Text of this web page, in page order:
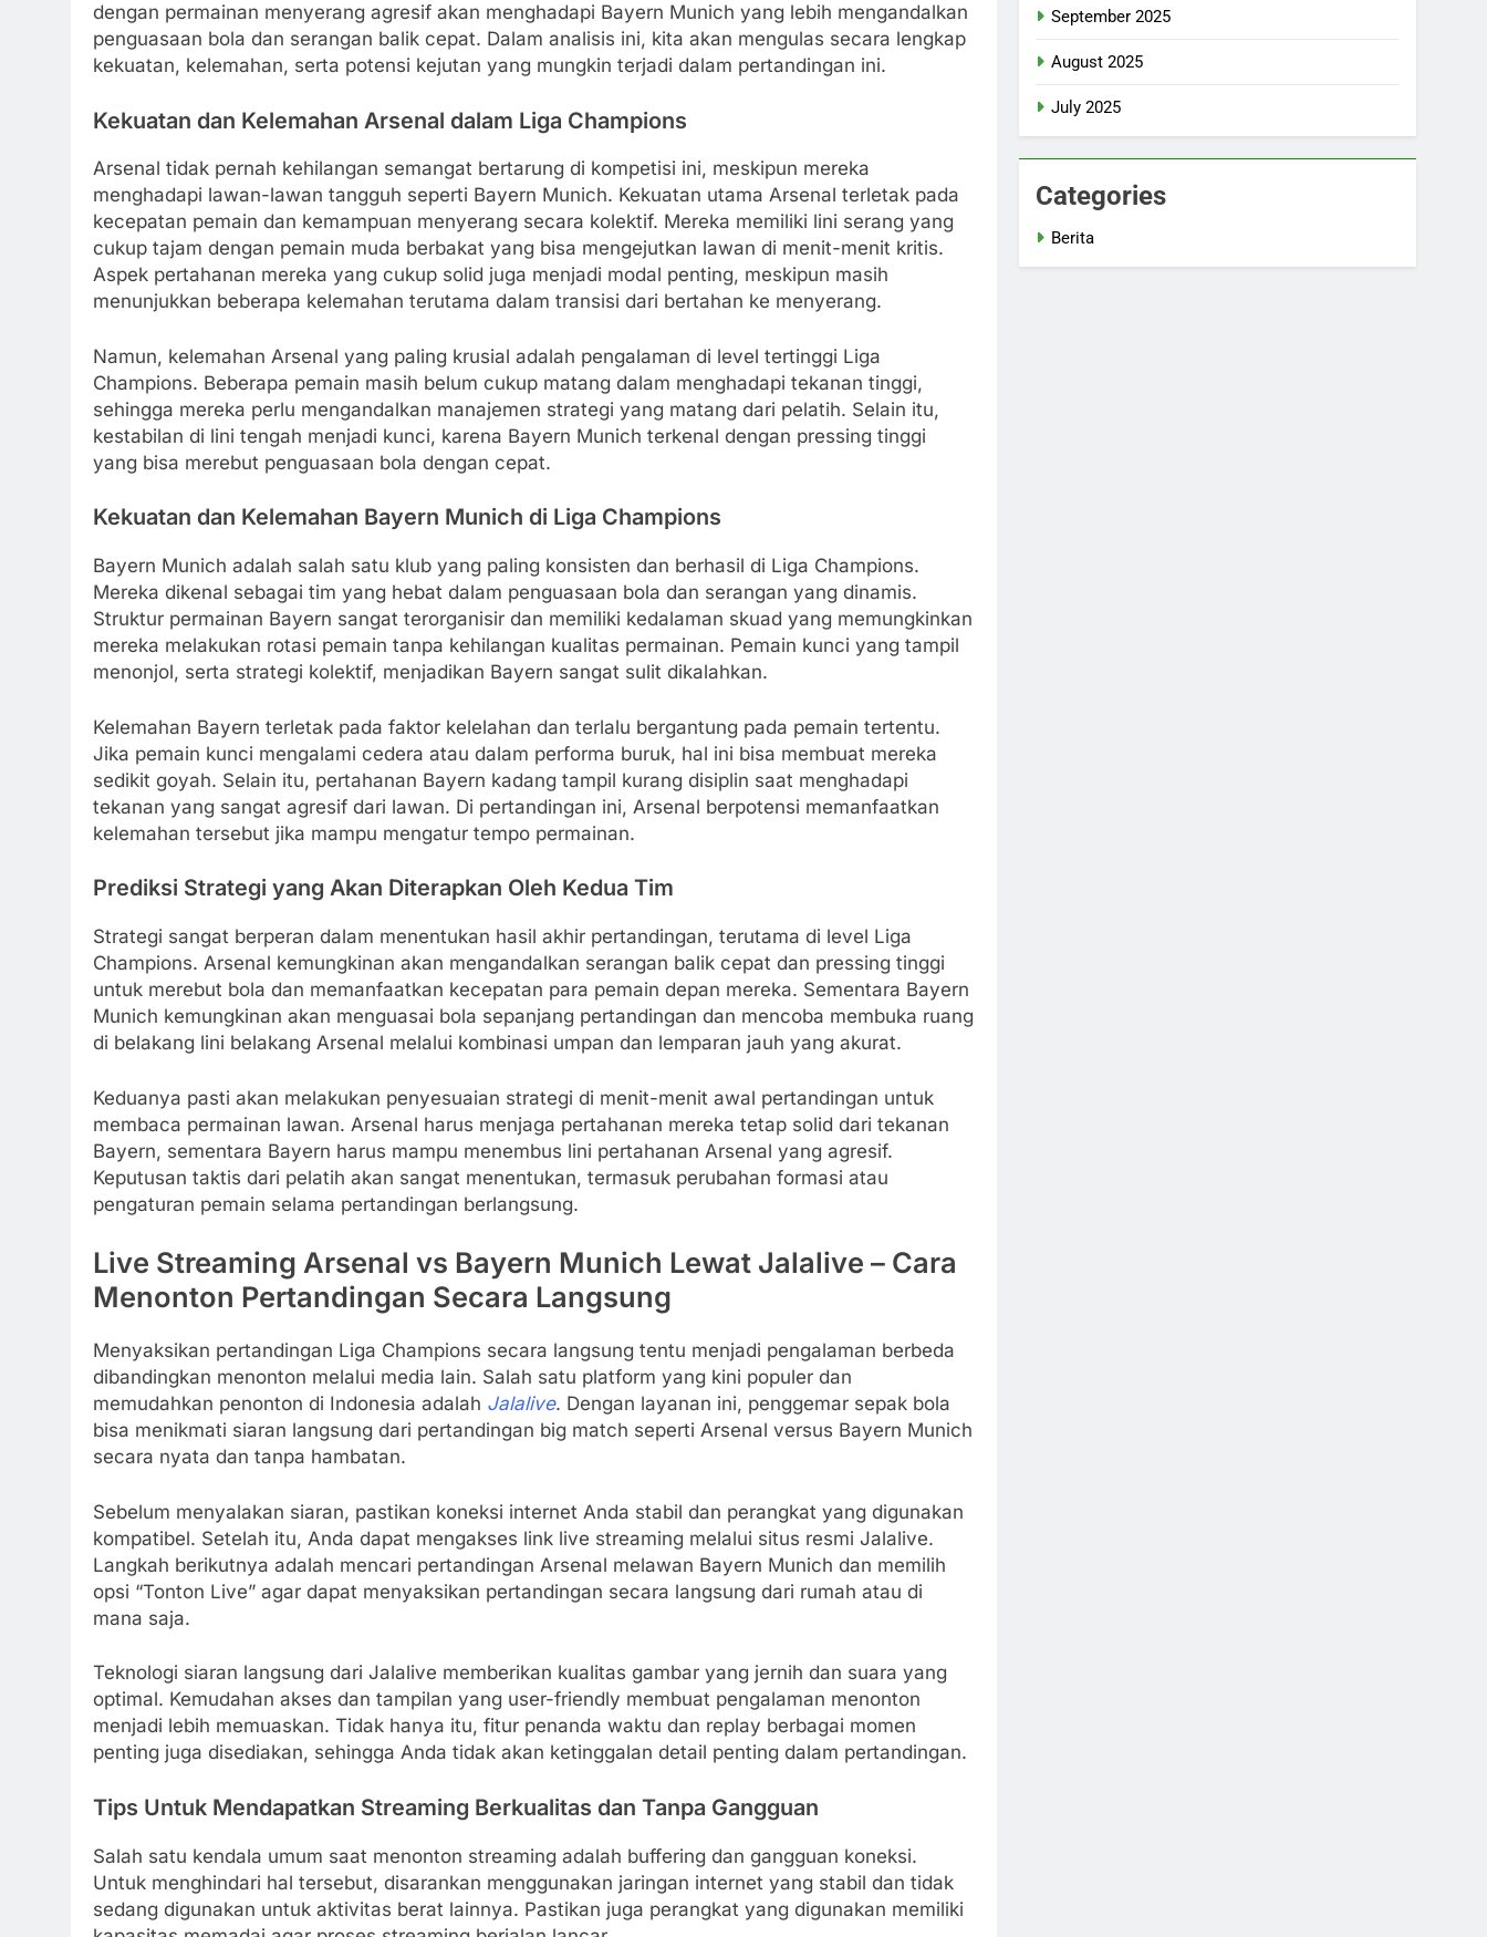
dengan permainan menyerang agresif akan menghadapi Bayern Munich yang lebih mengandalkan
penguasaan bola dan serangan balik cepat. Dalam analisis ini, kita akan mengulas secara lengkap
kekuatan, kelemahan, serta potensi kejutan yang mungkin terjadi dalam pertandingan ini.
Kekuatan dan Kelemahan Arsenal dalam Liga Champions
Arsenal tidak pernah kehilangan semangat bertarung di kompetisi ini, meskipun mereka
menghadapi lawan-lawan tangguh seperti Bayern Munich. Kekuatan utama Arsenal terletak pada
kecepatan pemain dan kemampuan menyerang secara kolektif. Mereka memiliki lini serang yang
cukup tajam dengan pemain muda berbakat yang bisa mengejutkan lawan di menit-menit kritis.
Aspek pertahanan mereka yang cukup solid juga menjadi modal penting, meskipun masih
menunjukkan beberapa kelemahan terutama dalam transisi dari bertahan ke menyerang.
Namun, kelemahan Arsenal yang paling krusial adalah pengalaman di level tertinggi Liga
Champions. Beberapa pemain masih belum cukup matang dalam menghadapi tekanan tinggi,
sehingga mereka perlu mengandalkan manajemen strategi yang matang dari pelatih. Selain itu,
kestabilan di lini tengah menjadi kunci, karena Bayern Munich terkenal dengan pressing tinggi
yang bisa merebut penguasaan bola dengan cepat.
Kekuatan dan Kelemahan Bayern Munich di Liga Champions
Bayern Munich adalah salah satu klub yang paling konsisten dan berhasil di Liga Champions.
Mereka dikenal sebagai tim yang hebat dalam penguasaan bola dan serangan yang dinamis.
Struktur permainan Bayern sangat terorganisir dan memiliki kedalaman skuad yang memungkinkan
mereka melakukan rotasi pemain tanpa kehilangan kualitas permainan. Pemain kunci yang tampil
menonjol, serta strategi kolektif, menjadikan Bayern sangat sulit dikalahkan.
Kelemahan Bayern terletak pada faktor kelelahan dan terlalu bergantung pada pemain tertentu.
Jika pemain kunci mengalami cedera atau dalam performa buruk, hal ini bisa membuat mereka
sedikit goyah. Selain itu, pertahanan Bayern kadang tampil kurang disiplin saat menghadapi
tekanan yang sangat agresif dari lawan. Di pertandingan ini, Arsenal berpotensi memanfaatkan
kelemahan tersebut jika mampu mengatur tempo permainan.
Prediksi Strategi yang Akan Diterapkan Oleh Kedua Tim
Strategi sangat berperan dalam menentukan hasil akhir pertandingan, terutama di level Liga
Champions. Arsenal kemungkinan akan mengandalkan serangan balik cepat dan pressing tinggi
untuk merebut bola dan memanfaatkan kecepatan para pemain depan mereka. Sementara Bayern
Munich kemungkinan akan menguasai bola sepanjang pertandingan dan mencoba membuka ruang
di belakang lini belakang Arsenal melalui kombinasi umpan dan lemparan jauh yang akurat.
Keduanya pasti akan melakukan penyesuaian strategi di menit-menit awal pertandingan untuk
membaca permainan lawan. Arsenal harus menjaga pertahanan mereka tetap solid dari tekanan
Bayern, sementara Bayern harus mampu menembus lini pertahanan Arsenal yang agresif.
Keputusan taktis dari pelatih akan sangat menentukan, termasuk perubahan formasi atau
pengaturan pemain selama pertandingan berlangsung.
Live Streaming Arsenal vs Bayern Munich Lewat Jalalive – Cara
Menonton Pertandingan Secara Langsung
Menyaksikan pertandingan Liga Champions secara langsung tentu menjadi pengalaman berbeda
dibandingkan menonton melalui media lain. Salah satu platform yang kini populer dan
memudahkan penonton di Indonesia adalah Jalalive. Dengan layanan ini, penggemar sepak bola
bisa menikmati siaran langsung dari pertandingan big match seperti Arsenal versus Bayern Munich
secara nyata dan tanpa hambatan.
Sebelum menyalakan siaran, pastikan koneksi internet Anda stabil dan perangkat yang digunakan
kompatibel. Setelah itu, Anda dapat mengakses link live streaming melalui situs resmi Jalalive.
Langkah berikutnya adalah mencari pertandingan Arsenal melawan Bayern Munich dan memilih
opsi “Tonton Live” agar dapat menyaksikan pertandingan secara langsung dari rumah atau di
mana saja.
Teknologi siaran langsung dari Jalalive memberikan kualitas gambar yang jernih dan suara yang
optimal. Kemudahan akses dan tampilan yang user-friendly membuat pengalaman menonton
menjadi lebih memuaskan. Tidak hanya itu, fitur penanda waktu dan replay berbagai momen
penting juga disediakan, sehingga Anda tidak akan ketinggalan detail penting dalam pertandingan.
Tips Untuk Mendapatkan Streaming Berkualitas dan Tanpa Gangguan
Salah satu kendala umum saat menonton streaming adalah buffering dan gangguan koneksi.
Untuk menghindari hal tersebut, disarankan menggunakan jaringan internet yang stabil dan tidak
sedang digunakan untuk aktivitas berat lainnya. Pastikan juga perangkat yang digunakan memiliki
September 2025
August 2025
July 2025
Categories
Berita